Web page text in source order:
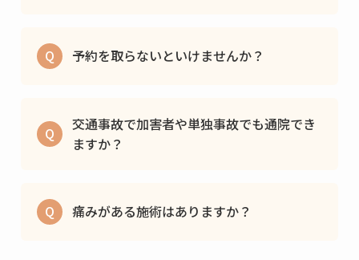
Q 予約を取らないといけませんか？
Q
交通事故で加害者や単独事故でも通院でき
ますか？
Q 痛みがある施術はありますか？